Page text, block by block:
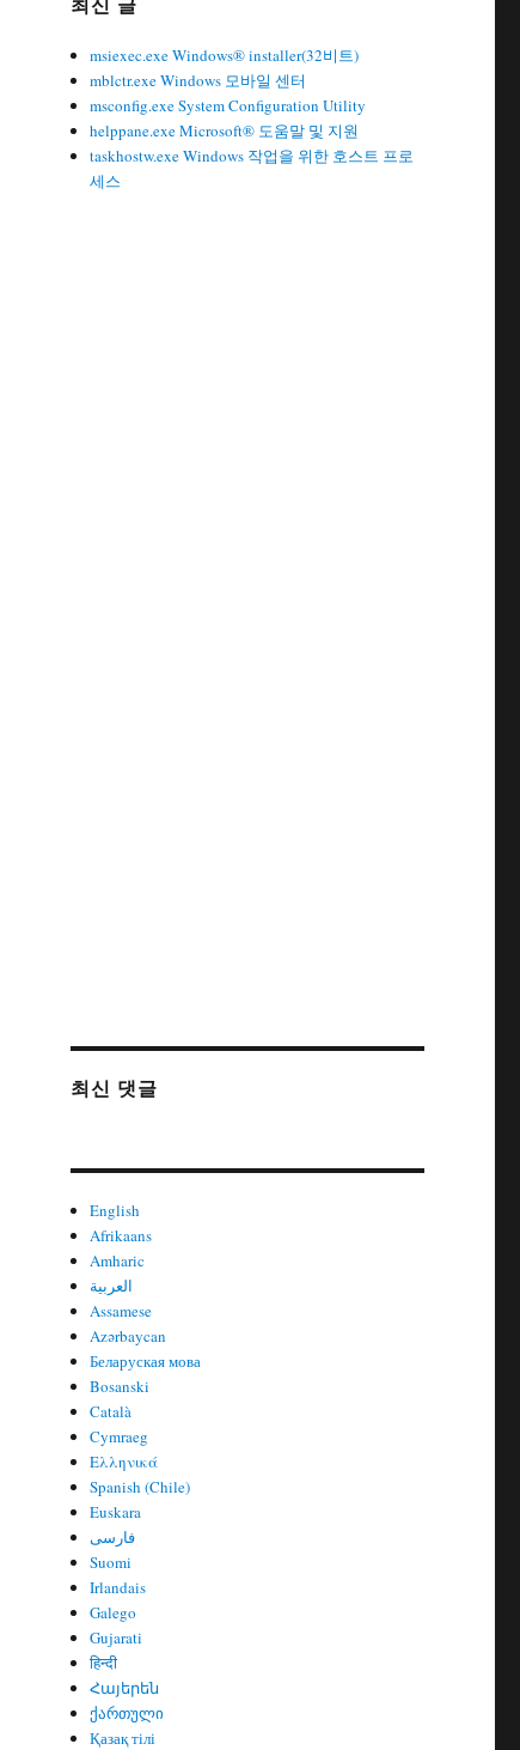
최신 글
msiexec.exe Windows® installer(32비트)
mblctr.exe Windows 모바일 센터
msconfig.exe System Configuration Utility
helppane.exe Microsoft® 도움말 및 지원
taskhostw.exe Windows 작업을 위한 호스트 프로
세스
최신 댓글
English
Afrikaans
Amharic
العربية
Assamese
Azərbaycan
Беларуская мова
Bosanski
Català
Cymraeg
Ελληνικά
Spanish (Chile)
Euskara
فارسی
Suomi
Irlandais
Galego
Gujarati
हिन्दी
Հայերեն
ქართული
Қазақ тілі